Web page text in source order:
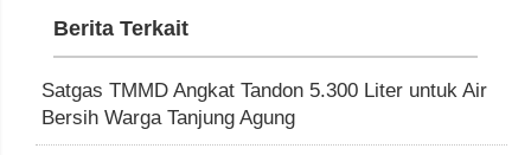
Berita Terkait
Satgas TMMD Angkat Tandon 5.300 Liter untuk Air
Bersih Warga Tanjung Agung